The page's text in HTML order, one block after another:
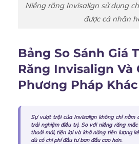
Niềng răng Invisalign sử dụng
được cá nhân
Bảng So Sánh Giá
Răng Invisalign Và
Phương Pháp Khác
Sự vượt trội của Invisalign không chỉ nằm
trải nghiệm điều trị. So với niềng răng mắc
thoải mái, tiện lợi và khả năng tiên lượng
dù có chi phí đầu tư ban đầu cao hơn.